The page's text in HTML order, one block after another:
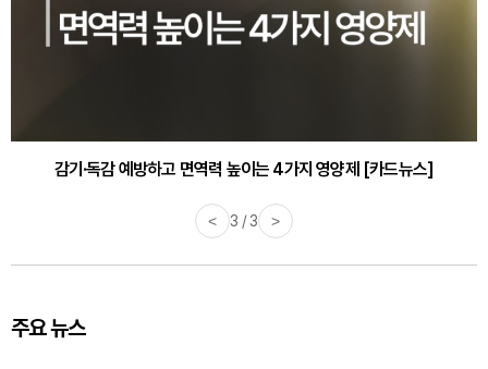
바쁜 아침, 공복에 먹기 좋은 과일 4가지 [카드뉴스]
감기·독감 예방하고 면역력 높이는 4가지 영양제 [카드뉴스]
< 3 / 3 >
주요 뉴스